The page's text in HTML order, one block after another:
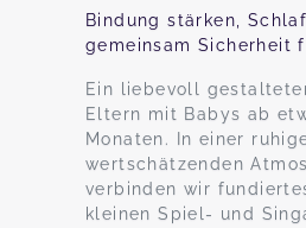
Bindung stärken,
gemeinsam Sicherheit
Ein liebevoll
Eltern mit Babys ab
Monaten. In einer
wertschätzenden
verbinden wir
kleinen Spiel- und